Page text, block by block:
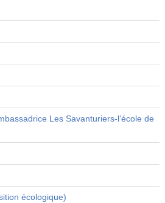
Les Savanturiers-l’école de
écologique)